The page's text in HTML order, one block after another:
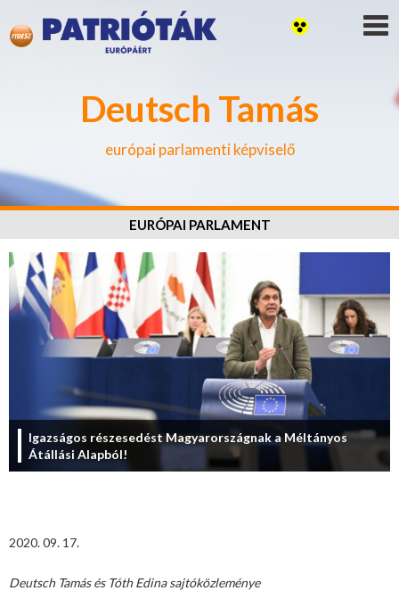
Deutsch Tamás
európai parlamenti képviselő
EURÓPAI PARLAMENT
Igazságos részesedést Magyarországnak a Méltányos
Átállási Alapból!
2020. 09. 17.
Deutsch Tamás és Tóth Edina sajtóközleménye